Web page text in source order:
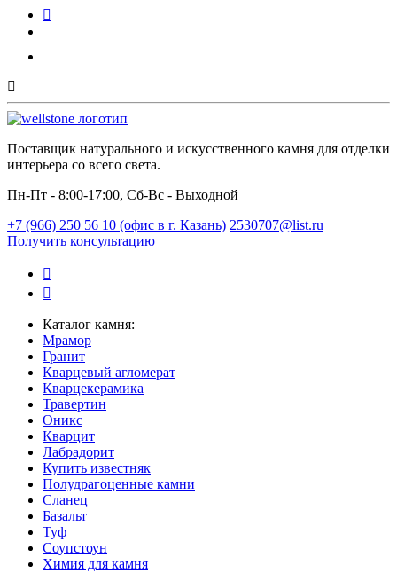
Поставщик натурального и искусственного камня для отделки
интерьера со всего света.
Пн-Пт - 8:00-17:00, Сб-Вс - Выходной
+7 (966) 250 56 10 (офис в г. Казань) 2530707@list.ru
Получить консультацию
Каталог камня:
Мрамор
Гранит
Кварцевый агломерат
Кварцекерамика
Травертин
Оникс
Кварцит
Лабрадорит
Купить известняк
Полудрагоценные камни
Сланец
Базальт
Туф
Соупстоун
Химия для камня